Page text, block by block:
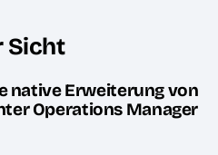
Sicht
native Erweiterung von
Operations Manager